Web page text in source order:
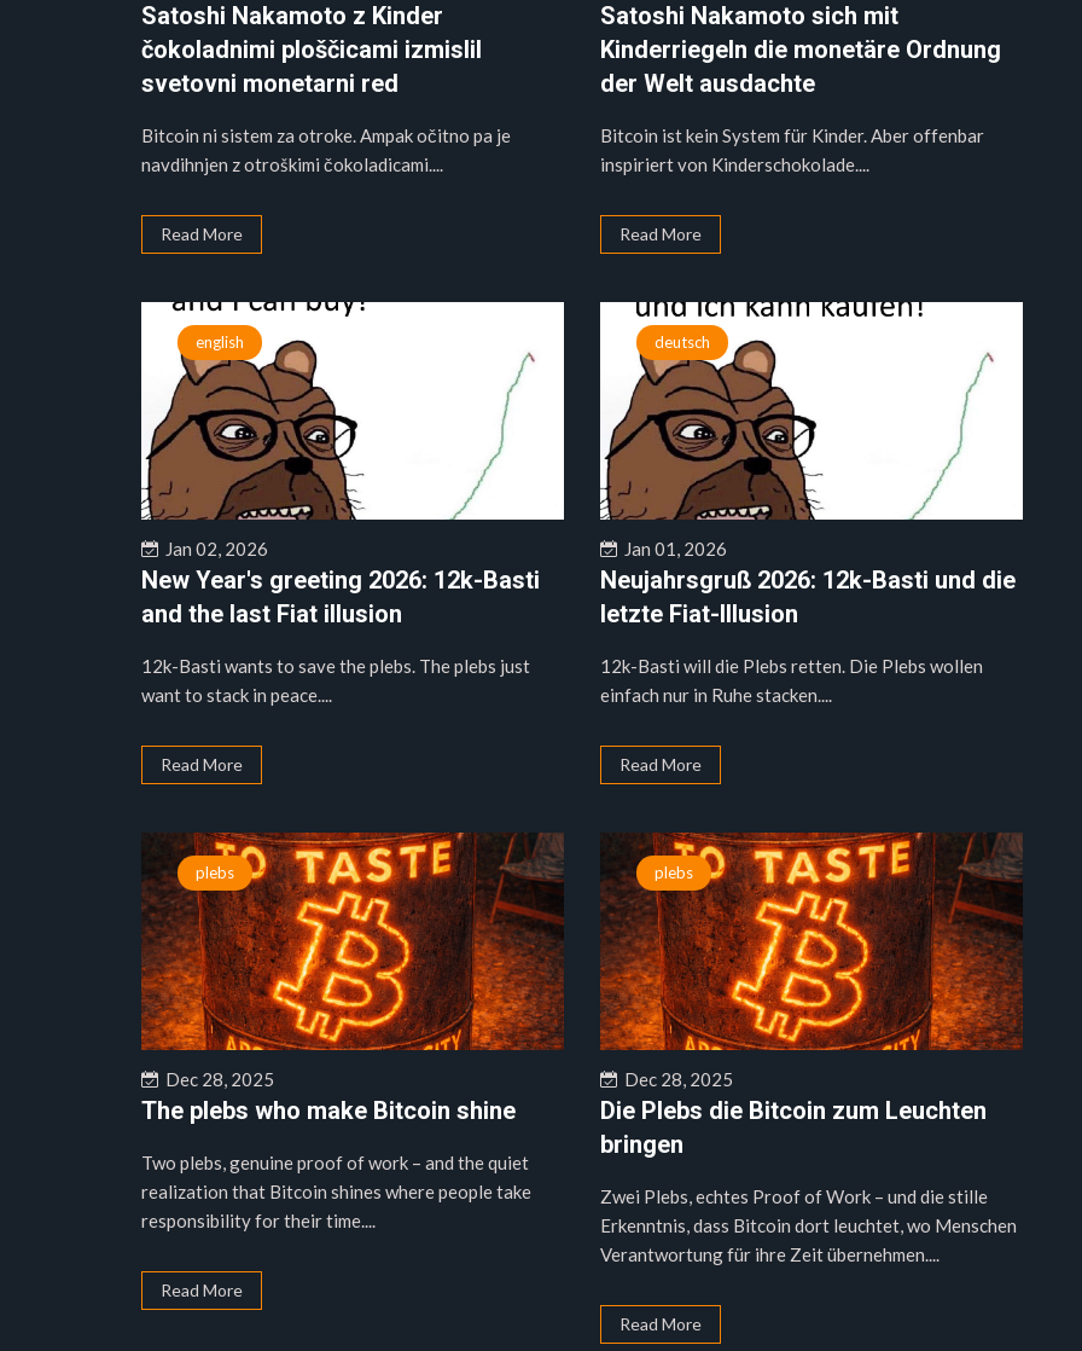
Satoshi Nakamoto z Kinder
čokoladnimi ploščicami izmislil
svetovni monetarni red
Bitcoin ni sistem za otroke. Ampak očitno pa je
navdihnjen z otroškimi čokoladicami....
Read More
Satoshi Nakamoto sich mit
Kinderriegeln die monetäre Ordnung
der Welt ausdachte
Bitcoin ist kein System für Kinder. Aber offenbar
inspiriert von Kinderschokolade....
Read More
english
Jan 02, 2026
New Year's greeting 2026: 12k-Basti
and the last Fiat illusion
12k-Basti wants to save the plebs. The plebs just
want to stack in peace....
Read More
deutsch
Jan 01, 2026
Neujahrsgruß 2026: 12k-Basti und die
letzte Fiat-Illusion
12k-Basti will die Plebs retten. Die Plebs wollen
einfach nur in Ruhe stacken....
Read More
plebs
Dec 28, 2025
The plebs who make Bitcoin shine
Two plebs, genuine proof of work – and the quiet
realization that Bitcoin shines where people take
responsibility for their time....
Read More
plebs
Dec 28, 2025
Die Plebs die Bitcoin zum Leuchten
bringen
Zwei Plebs, echtes Proof of Work – und die stille
Erkenntnis, dass Bitcoin dort leuchtet, wo Menschen
Verantwortung für ihre Zeit übernehmen....
Read More